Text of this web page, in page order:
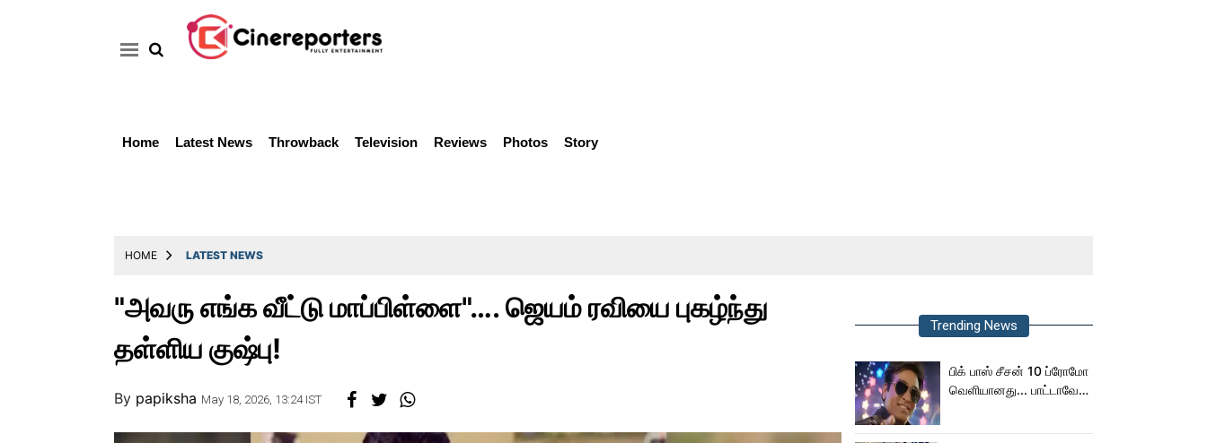
Home Latest News Throwback Television Reviews Photos Story
HOME LATEST NEWS
"அவரு எங்க வீட்டு மாப்பிள்ளை"…. ஜெயம் ரவியை புகழ்ந்து
தள்ளிய குஷ்பு!
By papiksha May 18, 2026, 13:24 IST
Trending News
பிக் பாஸ் சீசன் 10 ப்ரோமோ
வெளியானது... பாட்டாவே